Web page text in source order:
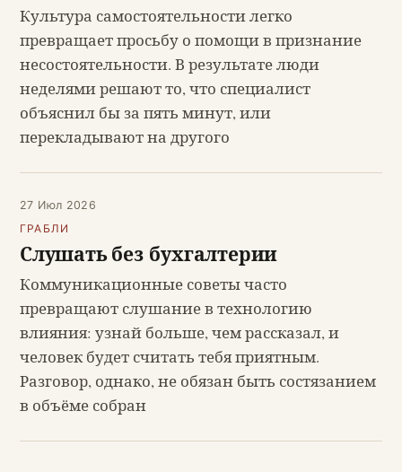
Культура самостоятельности легко
превращает просьбу о помощи в признание
несостоятельности. В результате люди
неделями решают то, что специалист
объяснил бы за пять минут, или
перекладывают на другого
27 Июл 2026
ГРАБЛИ
Слушать без бухгалтерии
Коммуникационные советы часто
превращают слушание в технологию
влияния: узнай больше, чем рассказал, и
человек будет считать тебя приятным.
Разговор, однако, не обязан быть состязанием
в объёме собран